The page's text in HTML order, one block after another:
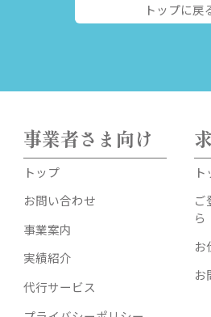
トップに戻
事業者さま向け
トップ
お問い合わせ
事業案内
実績紹介
代行サービス
ご
ら
お
お